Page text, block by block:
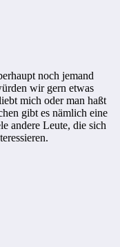
noch jemand
wir gern etwas
mich oder man haßt
gibt es nämlich eine
andere Leute, die sich